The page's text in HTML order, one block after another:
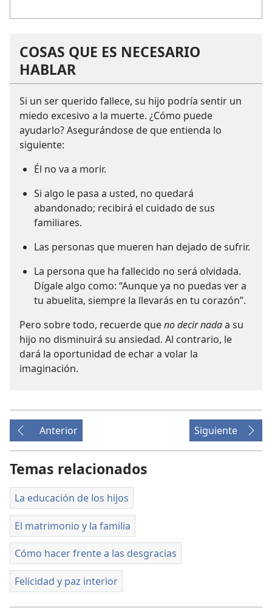
COSAS QUE ES NECESARIO
HABLAR
Si un ser querido fallece, su hijo podría sentir un
miedo excesivo a la muerte. ¿Cómo puede
ayudarlo? Asegurándose de que entienda lo
siguiente:
Él no va a morir.
Si algo le pasa a usted, no quedará
abandonado; recibirá el cuidado de sus
familiares.
Las personas que mueren han dejado de sufrir.
La persona que ha fallecido no será olvidada.
Dígale algo como: “Aunque ya no puedas ver a
tu abuelita, siempre la llevarás en tu corazón”.
Pero sobre todo, recuerde queno decir nadaa su
hijo no disminuirá su ansiedad. Al contrario, le
dará la oportunidad de echar a volar la
imaginación.
Anterior Siguiente
Temas relacionados
La educación de los hijos
El matrimonio y la familia
Cómo hacer frente a las desgracias
Felicidad y paz interior